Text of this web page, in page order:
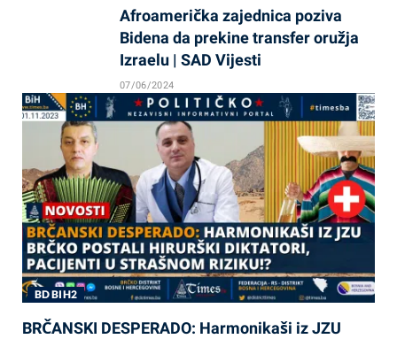
Afroamerička zajednica poziva
Bidena da prekine transfer oružja
Izraelu | SAD Vijesti
07/06/2024
BD BIH2
BRČANSKI DESPERADO: Harmonikaši iz JZU